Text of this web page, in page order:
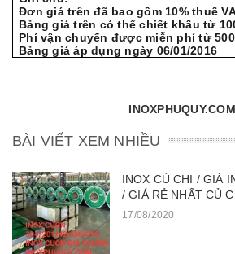
Đơn giá trên đã bao gồm 10% thuế
Bảng giá trên có thể chiết khấu từ
Phí vận chuyển được miễn phí từ 500
Bảng giá áp dụng ngày 06/01/2016
INOXPHUQUY.COM
BÀI VIẾT XEM NHIỀU
INOX CỦ CHI / GIÁ
/ GIÁ RẺ NHẤT CỦ
17/08/2020